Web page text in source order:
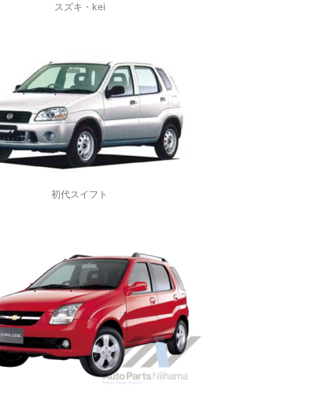
スズキ・kei
初代スイフト